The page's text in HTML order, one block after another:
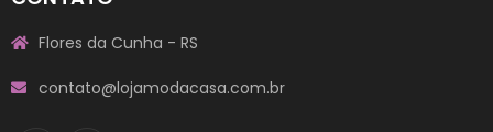
Flores da Cunha - RS
contato@lojamodacasa.com.br